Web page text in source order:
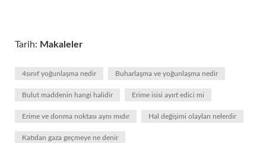
Tarih: Makaleler
4sınıf yoğunlaşma nedir Buharlaşma ve yoğunlaşma nedir
Bulut maddenin hangi halidir Erime isisi ayırt edici mi
Erime ve donma noktası aynı mıdır Hal değişimi olayları nelerdir
Katıdan gaza geçmeye ne denir